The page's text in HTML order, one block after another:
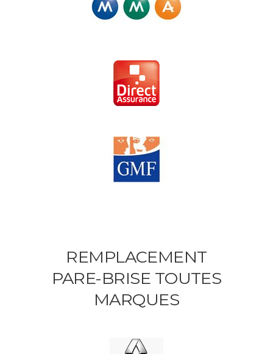
REMPLACEMENT
PARE-BRISE TOUTES
MARQUES